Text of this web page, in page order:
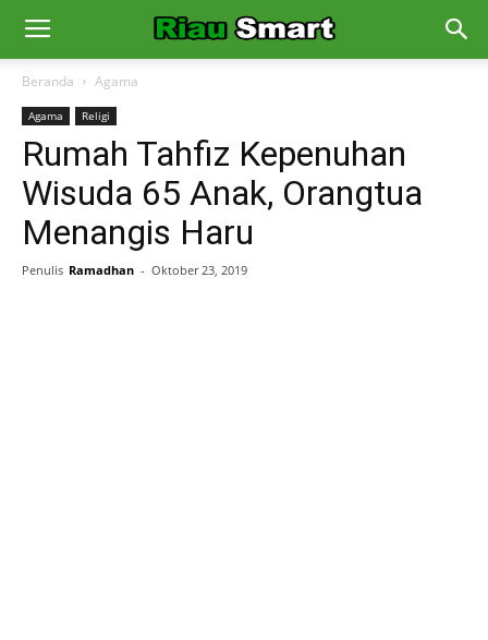
Beranda Agama
Agama Religi
Rumah Tahfiz Kepenuhan
Wisuda 65 Anak, Orangtua
Menangis Haru
Penulis Ramadhan - Oktober 23, 2019